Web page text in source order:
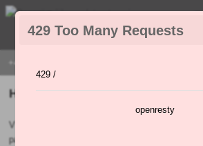
429 Too Many Requests
429 /
openresty
+421 915 420 295 | PON - PET 9:00 - 16:00
Hrana za pse
V naši trgovini boste našli popolno hrano za
pasme